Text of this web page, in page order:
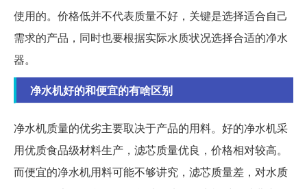
使用的。价格低并不代表质量不好，关键是选择适合自己
需求的产品，同时也要根据实际水质状况选择合适的净水
器。
净水机好的和便宜的有啥区别
净水机质量的优劣主要取决于产品的用料。好的净水机采
用优质食品级材料生产，滤芯质量优良，价格相对较高。
而便宜的净水机用料可能不够讲究，滤芯质量差，对水质